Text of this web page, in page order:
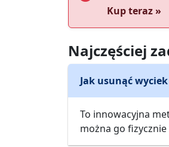
Kup teraz »
Najczęściej
Jak usunąć
To innowacyjna
można go